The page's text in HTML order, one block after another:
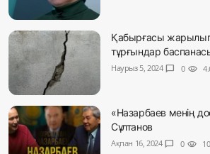
Қабырғасы
тұрғындар
Наурыз 5, 2024 chat_bubble 0 visibility
«Назарбаев менің
Сұлтанов
Ақпан 16, 2024 chat_bubble 0 visibility